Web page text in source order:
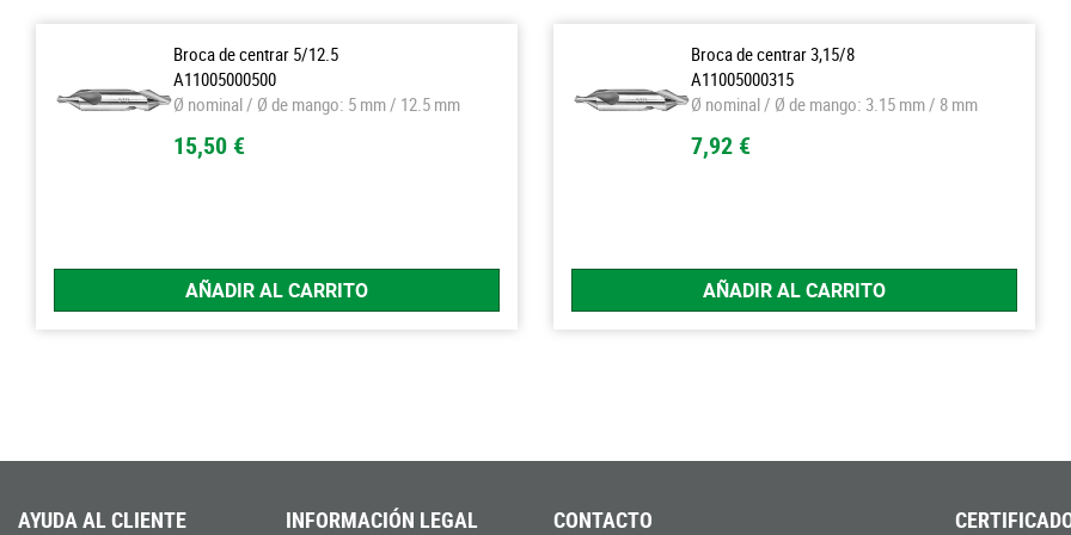
Broca de centrar 5/12.5
A11005000500
Ø nominal / Ø de mango: 5 mm / 12.5 mm
15,50 €
AÑADIR AL CARRITO
Broca de centrar 3,15/8
A11005000315
Ø nominal / Ø de mango: 3.15 mm / 8 mm
7,92 €
AÑADIR AL CARRITO
AYUDA AL CLIENTE INFORMACIÓN LEGAL CONTACTO